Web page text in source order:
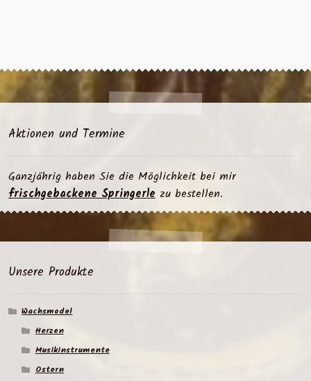
Aktionen und Termine
Ganzjährig haben Sie die Möglichkeit bei mir
frischgebackene Springerlezu bestellen.
Unsere Produkte
Wachsmodel
Herzen
Musikinstrumente
Ostern